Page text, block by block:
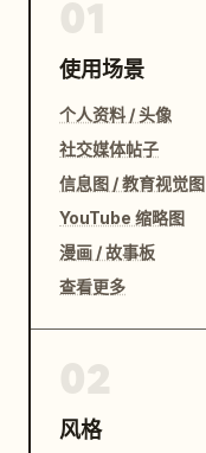
使用场景
个人资料 / 头像
社交媒体帖子
信息图 / 教育视觉图
YouTube 缩略图
漫画 / 故事板
查看更多
风格